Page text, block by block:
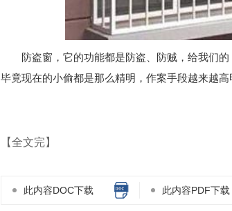
防盗窗，它的功能都是防盗、防贼，给我们
毕竟现在的小偷都是那么精明，作案手段越来越
【全文完】
此内容DOC下载 此内容PDF下载